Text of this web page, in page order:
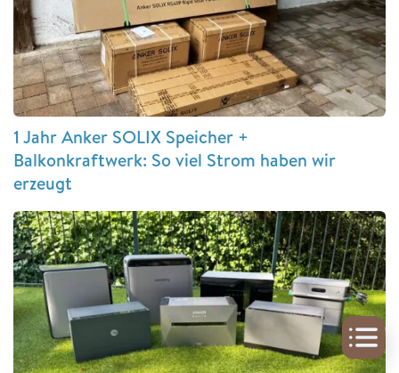
1 Jahr Anker SOLIX Speicher +
Balkonkraftwerk: So viel Strom haben wir
erzeugt